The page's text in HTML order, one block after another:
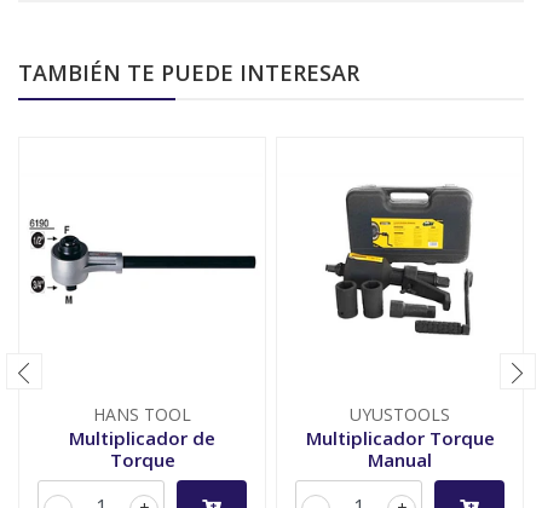
TAMBIÉN TE PUEDE INTERESAR
HANS TOOL
Multiplicador de
Torque
UYUSTOOLS
Multiplicador Torque
Manual